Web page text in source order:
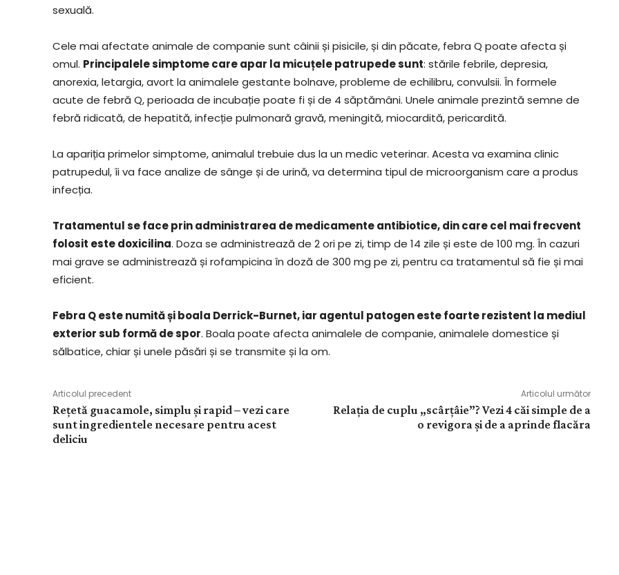
sexuală.
Cele mai afectate animale de companie sunt câinii și pisicile, și din păcate, febra Q poate afecta și
omul. Principalele simptome care apar la micuțele patrupede sunt: stările febrile, depresia,
anorexia, letargia, avort la animalele gestante bolnave, probleme de echilibru, convulsii. În formele
acute de febră Q, perioada de incubație poate fi și de 4 săptămâni. Unele animale prezintă semne de
febră ridicată, de hepatită, infecție pulmonară gravă, meningită, miocardită, pericardită.
La apariția primelor simptome, animalul trebuie dus la un medic veterinar. Acesta va examina clinic
patrupedul, îi va face analize de sânge și de urină, va determina tipul de microorganism care a produs
infecția.
Tratamentul se face prin administrarea de medicamente antibiotice, din care cel mai frecvent
folosit este doxicilina. Doza se administrează de 2 ori pe zi, timp de 14 zile și este de 100 mg. În cazuri
mai grave se administrează și rofampicina în doză de 300 mg pe zi, pentru ca tratamentul să fie și mai
eficient.
Febra Q este numită și boala Derrick-Burnet, iar agentul patogen este foarte rezistent la mediul
exterior sub formă de spor. Boala poate afecta animalele de companie, animalele domestice și
sălbatice, chiar și unele păsări și se transmite și la om.
Articolul precedent
Rețetă guacamole, simplu și rapid – vezi care
sunt ingredientele necesare pentru acest
deliciu
Articolul următor
Relaţia de cuplu „scârţâie”? Vezi 4 căi simple de a
o revigora și de a aprinde flacăra